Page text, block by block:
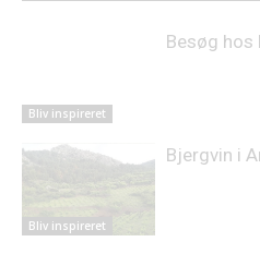
Bliv inspireret
Besøg hos
Bliv inspireret
Bjergvin i